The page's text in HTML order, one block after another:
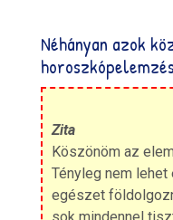
Néhányan azok
Zita
Köszönöm az
Tényleg nem
egészet